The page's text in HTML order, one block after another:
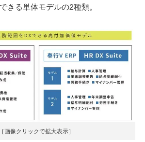
きる単体モデルの2種類。
［画像クリックで拡大表示］